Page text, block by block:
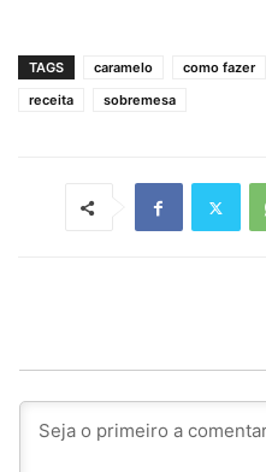
TAGS caramelo como fazer
receita
sobremesa